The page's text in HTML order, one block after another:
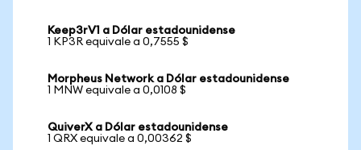
Keep3rV1 a Dólar estadounidense
1 KP3R equivale a 0,7555 $
Morpheus Network a Dólar estadounidense
1 MNW equivale a 0,0108 $
QuiverX a Dólar estadounidense
1 QRX equivale a 0,00362 $